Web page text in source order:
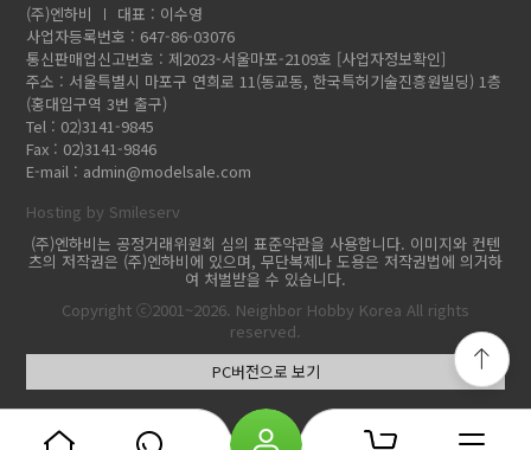
(주)엔하비
대표 : 이수영
사업자등록번호 : 647-86-03076
통신판매업신고번호 : 제2023-서울마포-2109호 [사업자정보확인]
주소 : 서울특별시 마포구 연희로 11(동교동, 한국특허기술진흥원빌딩) 1층
(홍대입구역 3번 출구)
Tel : 02)3141-9845
Fax : 02)3141-9846
E-mail : admin@modelsale.com
Hosting by Smileserv
(주)엔하비는 공정거래위원회 심의 표준약관을 사용합니다. 이미지와 컨텐
츠의 저작권은 (주)엔하비에 있으며, 무단복제나 도용은 저작권법에 의거하
여 처벌받을 수 있습니다.
Copyright ⓒ2001~2026. Neighbor Hobby Korea All rights
reserved.
PC버전으로 보기